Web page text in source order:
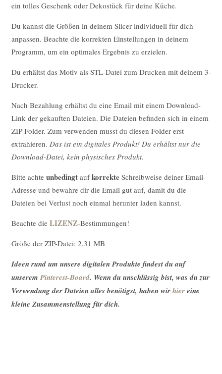
ein tolles Geschenk oder Dekostück für deine Küche.
Du kannst die Größen in deinem Slicer individuell für dich
anpassen. Beachte die korrekten Einstellungen in deinem
Programm, um ein optimales Ergebnis zu erzielen.
Du erhältst das Motiv als STL-Datei zum Drucken mit deinem 3-
Drucker.
Nach Bezahlung erhältst du eine Email mit einem Download-
Link der gekauften Dateien. Die Dateien befinden sich in einem
ZIP-Folder. Zum verwenden musst du diesen Folder erst
extrahieren. Das ist ein digitales Produkt! Du erhältst nur die
Download-Datei, kein physisches Produkt.
Bitte achte unbedingtaufkorrekteSchreibweise deiner Email-
Adresse und bewahre dir die Email gut auf, damit du die
Dateien bei Verlust noch einmal herunter laden kannst.
Beachte die LIZENZ-Bestimmungen!
Größe der ZIP-Datei: 2,31 MB
Ideen rund um unsere digitalen Produkte findest du auf
unserem Pinterest-Board. Wenn du unschlüssig bist, was du zur
Verwendung der Dateien alles benötigst, haben wirhiereine
kleine Zusammenstellung für dich.